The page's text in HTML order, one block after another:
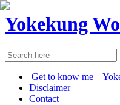
Yokekung
Get to know me –
Disclaimer
Contact